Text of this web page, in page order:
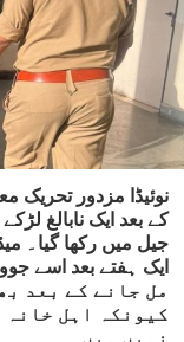
کے بعد ایک نابالغ
جیل میں رکھا گیا۔
مل جانے کے بعد
کیونکہ اہل
نہیں ہیں۔